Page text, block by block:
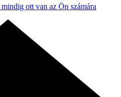
ott van az Ön számára